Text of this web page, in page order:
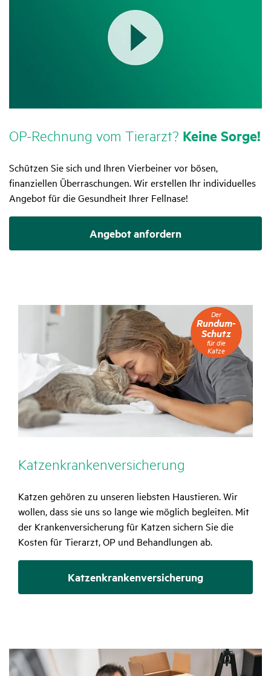
OP-Rech­nung vom Tier­arzt? Keine Sorge!
Schützen Sie sich und Ihren Vierbeiner vor bösen,
finanziellen Überraschungen. Wir erstellen Ihr individuelles
Angebot für die Gesundheit Ihrer Fellnase!
Angebot anfordern
Katzen­kran­ken­ver­si­che­rung
Katzen gehören zu unseren liebsten Haustieren. Wir
wollen, dass sie uns so lange wie möglich begleiten. Mit
der Krankenversicherung für Katzen sichern Sie die
Kosten für Tierarzt, OP und Behandlungen ab.
Katzenkranken­versicherung
Der
Rundum-
Schutz
für
Katze
Der
Rundum-
Schutz
für die
Katze